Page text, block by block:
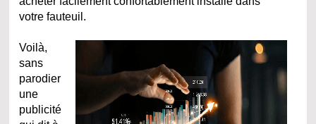
votre fauteuil.
Voilà,
sans
parodier
une
publicité